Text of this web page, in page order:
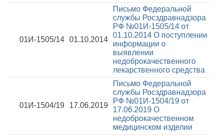
01И-1505/14 01.10.2014
Письмо Федеральной
службы Росздравнадзора
РФ №01И-1505/14 от
01.10.2014 О поступлении
информации о
выявлении
недоброкачественного
лекарственного средства
01И-1504/19 17.06.2019
Письмо Федеральной
службы Росздравнадзора
РФ №01И-1504/19 от
17.06.2019 О
недоброкачественном
медицинском изделии